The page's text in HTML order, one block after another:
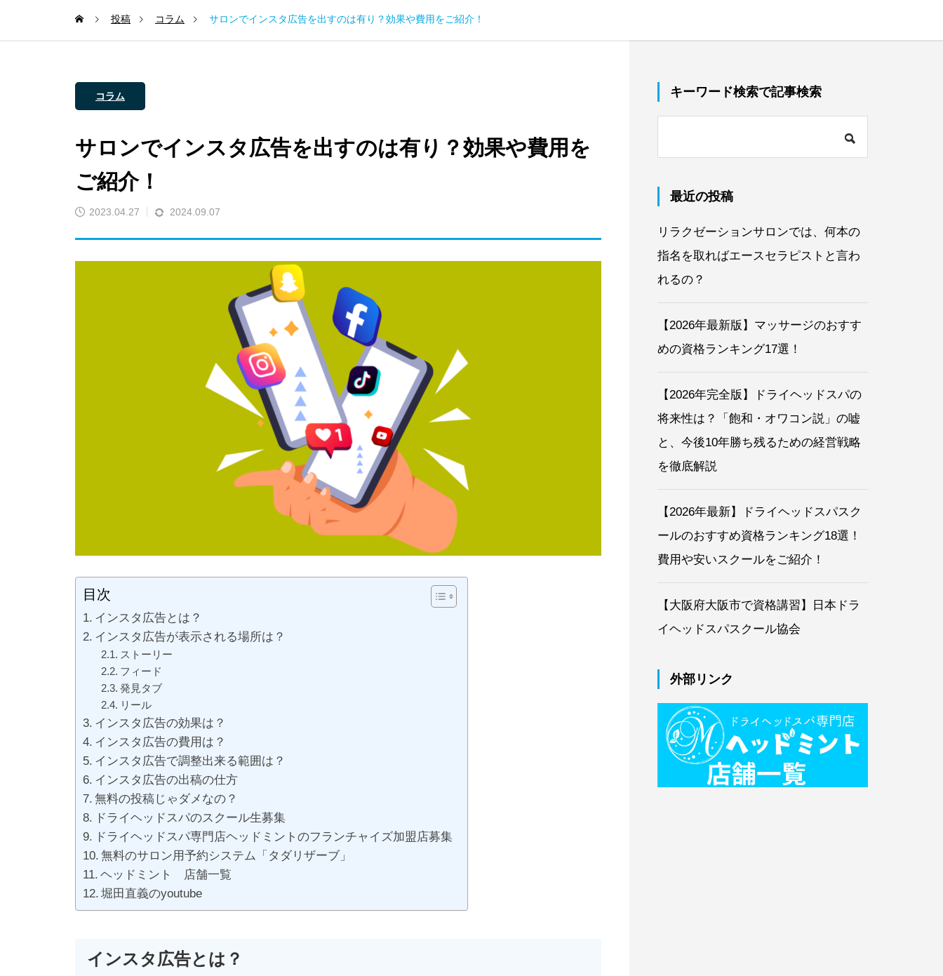
投稿 コラム サロンでインスタ広告を出すのは有り？効果や費用をご紹介！
コラム
サロンでインスタ広告を出すのは有り？効果や費用を
ご紹介！
2023.04.27 2024.09.07
目次
インスタ広告とは？
インスタ広告が表示される場所は？
ストーリー
フィード
発見タブ
リール
インスタ広告の効果は？
インスタ広告の費用は？
インスタ広告で調整出来る範囲は？
インスタ広告の出稿の仕方
無料の投稿じゃダメなの？
ドライヘッドスパのスクール生募集
ドライヘッドスパ専門店ヘッドミントのフランチャイズ加盟店募集
無料のサロン用予約システム「タダリザーブ」
ヘッドミント 店舗一覧
堀田直義のyoutube
インスタ広告とは？
キーワード検索で記事検索
最近の投稿
リラクゼーションサロンでは、何本の
指名を取ればエースセラピストと言わ
れるの？
【2026年最新版】マッサージのおすす
めの資格ランキング17選！
【2026年完全版】ドライヘッドスパの
将来性は？「飽和・オワコン説」の嘘
と、今後10年勝ち残るための経営戦略
を徹底解説
【2026年最新】ドライヘッドスパスク
ールのおすすめ資格ランキング18選！
費用や安いスクールをご紹介！
【大阪府大阪市で資格講習】日本ドラ
イヘッドスパスクール協会
外部リンク